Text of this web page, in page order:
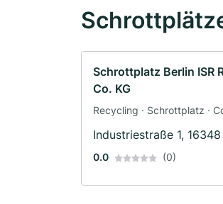
Schrottplatz Berlin ISR
Co. KG
Recycling · Schrottplatz ·
Industriestraße 1,
0.0 (0)